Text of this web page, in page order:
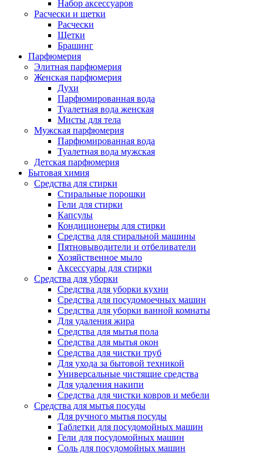
Набор аксессуаров
Расчески и щетки
Расчески
Щетки
Брашинг
Парфюмерия
Элитная парфюмерия
Женская парфюмерия
Духи
Парфюмированная вода
Туалетная вода женская
Мисты для тела
Мужская парфюмерия
Парфюмированная вода
Туалетная вода мужская
Детская парфюмерия
Бытовая химия
Средства для стирки
Стиральные порошки
Гели для стирки
Капсулы
Кондиционеры для стирки
Средства для стиральной машины
Пятновыводители и отбеливатели
Хозяйственное мыло
Аксессуары для стирки
Средства для уборки
Средства для уборки кухни
Средства для посудомоечных машин
Средства для уборки ванной комнаты
Для удаления жира
Средства для мытья пола
Средства для мытья окон
Средства для чистки труб
Для ухода за бытовой техникой
Универсальные чистящие средства
Для удаления накипи
Средства для чистки ковров и мебели
Средства для мытья посуды
Для ручного мытья посуды
Таблетки для посудомойных машин
Гели для посудомойных машин
Соль для посудомойных машин